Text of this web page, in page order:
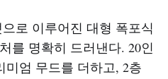
로 이루어진 대형 폭포식
를 명확히 드러낸다. 20인
엄 무드를 더하고, 2층